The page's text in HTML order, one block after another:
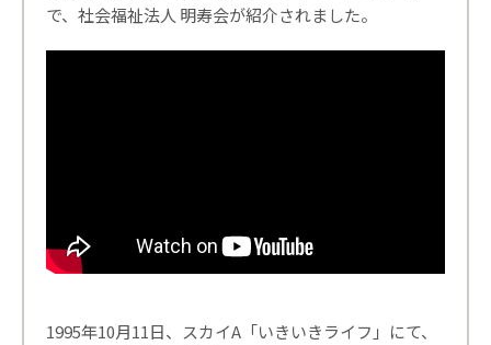
で、社会福祉法人 明寿会が紹介されました。
1995年10月11日、スカイA「いきいきライフ」にて、